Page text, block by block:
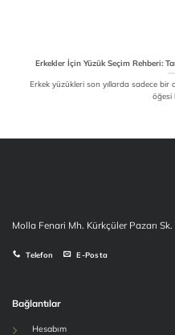
Erkekler İçin Yüzük Seçim Rehberi:
Erkek yüzükleri son yıllarda sadece bir
öğesi
Molla Fenari Mh. Kürkçüler Pazarı
Telefon E-Posta
Bağlantılar
Hesabım